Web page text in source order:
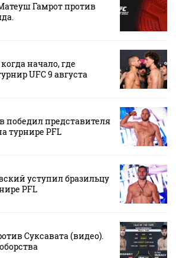
Гамрот против
начало, где
UFC 9 августа
победил представителя
турнире PFL
уступил бразильцу
PFL
Суксавата (видео).